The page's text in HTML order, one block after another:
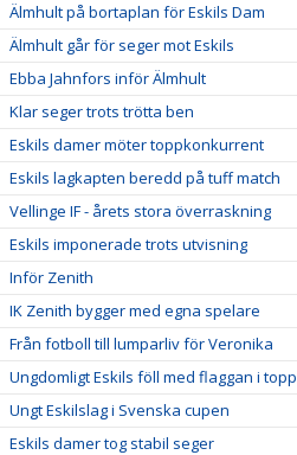
Älmhult på bortaplan för Eskils Dam
Älmhult går för seger mot Eskils
Ebba Jahnfors inför Älmhult
Klar seger trots trötta ben
Eskils damer möter toppkonkurrent
Eskils lagkapten beredd på tuff match
Vellinge IF - årets stora överraskning
Eskils imponerade trots utvisning
Inför Zenith
IK Zenith bygger med egna spelare
Från fotboll till lumparliv för Veronika
Ungdomligt Eskils föll med flaggan i topp
Ungt Eskilslag i Svenska cupen
Eskils damer tog stabil seger